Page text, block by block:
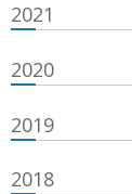
2021
2020
2019
2018